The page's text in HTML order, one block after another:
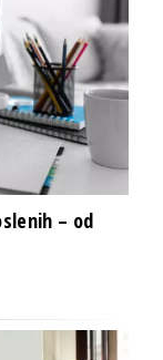
– od